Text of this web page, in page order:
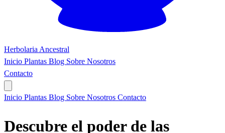
Herbolaria Ancestral
Inicio Plantas Blog Sobre Nosotros
Contacto
Inicio Plantas Blog Sobre Nosotros Contacto
Descubre el poder de las